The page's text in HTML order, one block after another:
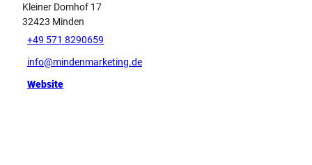
Kleiner Domhof 17
32423 Minden
+49 571 8290659
info@mindenmarketing.de
Website